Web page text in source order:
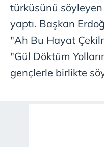
türküsünü
yaptı. Başkan
"Ah Bu Hayat
"Gül Döktüm
gençlerle birlikte